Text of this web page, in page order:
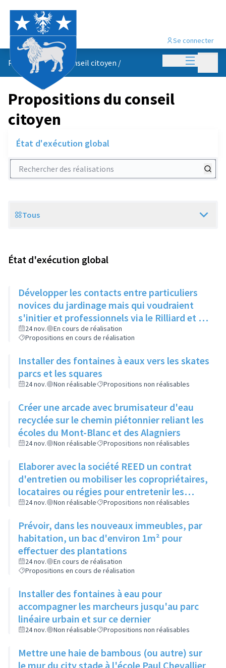
Menu
Se connecter
Propositions du conseil citoyen /
Propositions du conseil
citoyen
État d'exécution global
Rechercher des réalisations
Scope
Tous
État d'exécution global
Développer les contacts entre particuliers
novices du jardinage mais qui voudraient
s'initier et professionnels via le Rilliard et la
Maison de la Vie Locale
24 nov.
En cours de réalisation
Propositions en cours de réalisation
Installer des fontaines à eaux vers les skates
parcs et les squares
24 nov. Non réalisable Propositions non réalisables
Créer une arcade avec brumisateur d'eau
recyclée sur le chemin piétonnier reliant les
écoles du Mont-Blanc et des Alagniers
24 nov. Non réalisable Propositions non réalisables
Elaborer avec la société REED un contrat
d'entretien ou mobiliser les copropriétaires,
locataires ou régies pour entretenir les
espaces verts entre bâtiments
24 nov. Non réalisable Propositions non réalisables
Prévoir, dans les nouveaux immeubles, par
habitation, un bac d'environ 1m² pour
effectuer des plantations
24 nov.
En cours de réalisation
Propositions en cours de réalisation
Installer des fontaines à eau pour
accompagner les marcheurs jusqu'au parc
linéaire urbain et sur ce dernier
24 nov. Non réalisable Propositions non réalisables
Mettre une haie de bambous (ou autre) sur
le mur du city stade à l'école Paul Chevallier